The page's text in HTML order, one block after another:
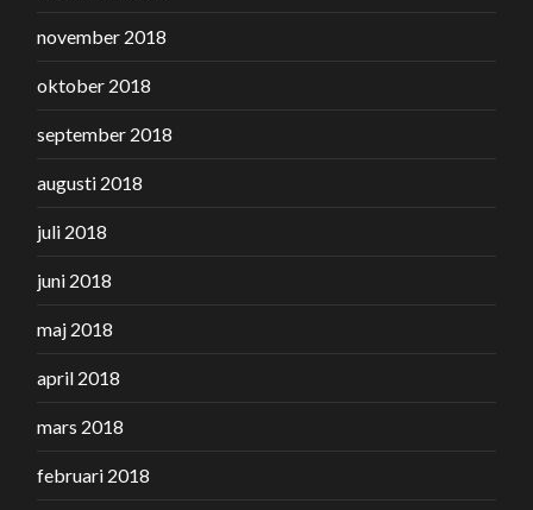
november 2018
oktober 2018
september 2018
augusti 2018
juli 2018
juni 2018
maj 2018
april 2018
mars 2018
februari 2018